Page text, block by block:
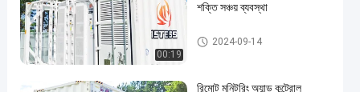
00:19
শক্তি সঞ্চয় ব্যবস্থা
কন্টেইনারযুক্ত ব্যাটারি শক্তি সঞ্চয় ব্যবস্থা
2024-09-14
রিমোট মনিটরিং অ্যান্ড কন্ট্রোল